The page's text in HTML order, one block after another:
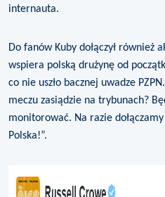
internauta.
Do fanów Kuby dołączył również
wspiera polską drużynę od
co nie uszło bacznej uwadze
meczu zasiądzie na trybunach?
monitorować. Na razie
Polska!”.